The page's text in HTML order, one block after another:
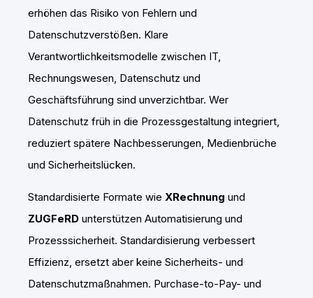
erhöhen das Risiko von Fehlern und
Datenschutzverstößen. Klare
Verantwortlichkeitsmodelle zwischen IT,
Rechnungswesen, Datenschutz und
Geschäftsführung sind unverzichtbar. Wer
Datenschutz früh in die Prozessgestaltung integriert,
reduziert spätere Nachbesserungen, Medienbrüche
und Sicherheitslücken.
Standardisierte Formate wie XRechnung und
ZUGFeRD unterstützen Automatisierung und
Prozesssicherheit. Standardisierung verbessert
Effizienz, ersetzt aber keine Sicherheits- und
Datenschutzmaßnahmen. Purchase-to-Pay- und